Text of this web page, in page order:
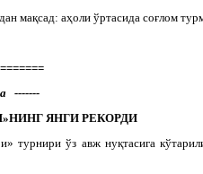
мақсад: аҳоли ўртасида соғлом
-------
ЯНГИ РЕКОРДИ
турнири ўз авж нуқтасига